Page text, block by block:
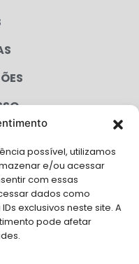
possível, utilizamos
e/ou acessar
com essas
dados como
exclusivos neste site. A
pode afetar